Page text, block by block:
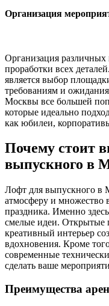
Организация
Организация различных
проработки всех
является выбор
требованиям и
Москвы все большей
которые идеально
как юбилеи,
Почему стоит
выпускного в
Лофт для выпускного в
атмосферу и множество
праздника. Именно
смелые идеи. Открытые
креативный интерьер
вдохновения. Кроме
современные
сделать ваше
Преимущества